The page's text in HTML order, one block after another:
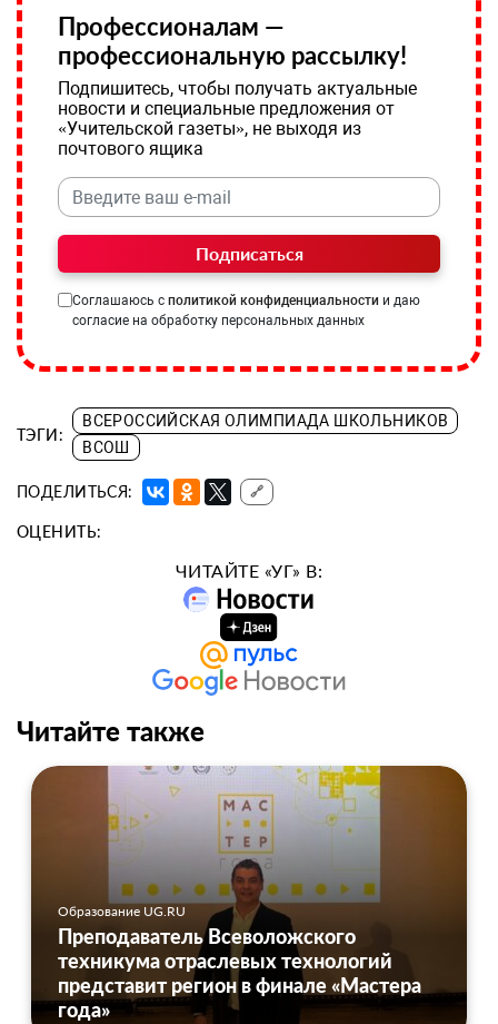
Профессионалам —
профессиональную рассылку!
Подпишитесь, чтобы получать актуальные
новости и специальные предложения от
«Учительской газеты», не выходя из
почтового ящика
Подписаться
Соглашаюсь с политикой конфиденциальности и даю
согласие на обработку персональных данных
ТЭГИ:
ВСЕРОССИЙСКАЯ ОЛИМПИАДА ШКОЛЬНИКОВ
ВСОШ
ПОДЕЛИТЬСЯ: 🔗
ОЦЕНИТЬ:
ЧИТАЙТЕ «УГ» В:
Читайте также
Образование UG.RU
Преподаватель Всеволожского
техникума отраслевых технологий
представит регион в финале «Мастера
года»